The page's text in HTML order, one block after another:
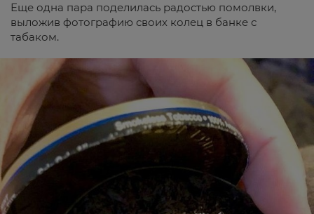
Еще одна пара поделилась радостью помолвки,
выложив фотографию своих колец в банке с
табаком.